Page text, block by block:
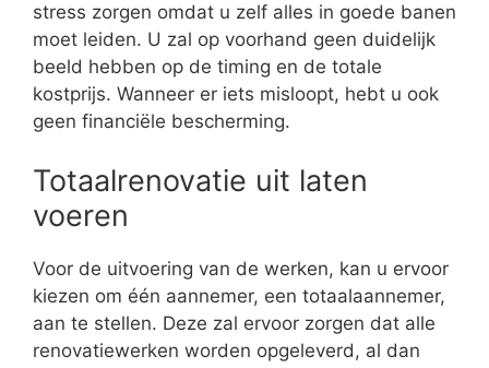
stress zorgen omdat u zelf alles in goede banen
moet leiden. U zal op voorhand geen duidelijk
beeld hebben op de timing en de totale
kostprijs. Wanneer er iets misloopt, hebt u ook
geen financiële bescherming.
Totaalrenovatie uit laten
voeren
Voor de uitvoering van de werken, kan u ervoor
kiezen om één aannemer, een totaalaannemer,
aan te stellen. Deze zal ervoor zorgen dat alle
renovatiewerken worden opgeleverd, al dan